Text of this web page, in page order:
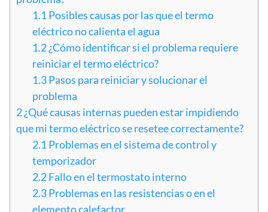
1.1 Posibles causas por las que el termo
eléctrico no calienta el agua
1.2¿Cómo identificar si el problema requiere
reiniciar el termo eléctrico?
1.3Pasos para reiniciar y solucionar el
problema
2¿Qué causas internas pueden estar impidiendo
que mi termo eléctrico se resetee correctamente?
2.1 Problemas en el sistema de control y
temporizador
2.2Fallo en el termostato interno
2.3Problemas en las resistencias o en el
elemento calefactor